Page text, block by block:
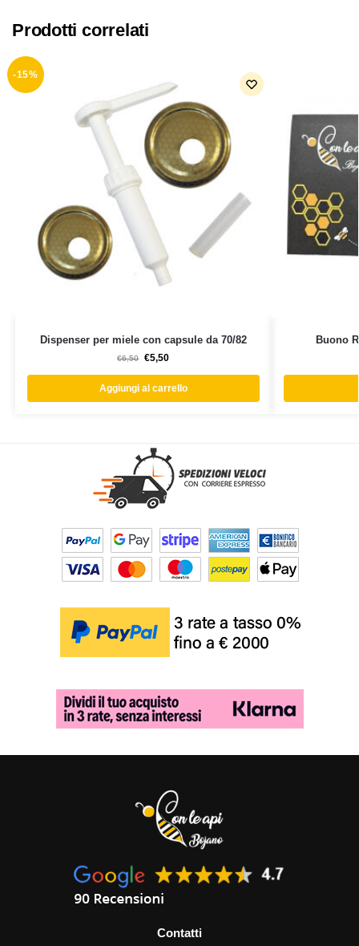
Prodotti correlati
-15%
Dispenser per miele con capsule da 70/82
€6,50 €5,50
Aggiungi al carrello
Buono
Contatti